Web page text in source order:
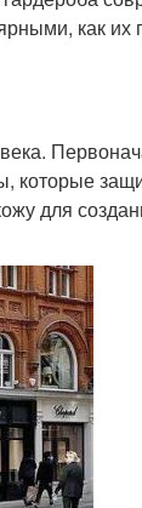
как их
которые
для